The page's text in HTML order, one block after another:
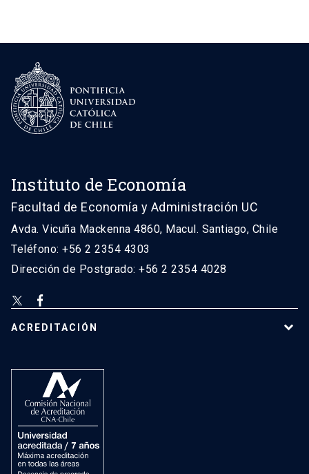
Instituto de Economía
Facultad de Economía y Administración UC
Avda. Vicuña Mackenna 4860, Macul. Santiago, Chile
Teléfono: +56 2 2354 4303
Dirección de Postgrado: +56 2 2354 4028
ACREDITACIÓN